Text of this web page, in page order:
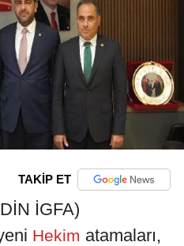
TAKİP ET
İGFA)
Hekim atamaları,